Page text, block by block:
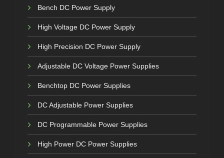
Bench DC Power Supply
High Voltage DC Power Supply
High Precision DC Power Supply
Adjustable DC Voltage Power Supplies
Benchtop DC Power Supplies
DC Adjustable Power Supplies
DC Programmable Power Supplies
High Power DC Power Supplies